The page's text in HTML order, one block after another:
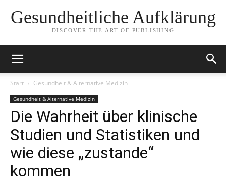
Gesundheitliche Aufklärung
DISCOVER THE ART OF PUBLISHING
Start Gesundheit & Alternative Medizin
Gesundheit & Alternative Medizin
Die Wahrheit über klinische
Studien und Statistiken und
wie diese „zustande“
kommen